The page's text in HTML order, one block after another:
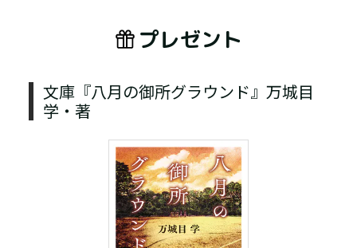
プレゼント
文庫『八月の御所グラウンド』万城目
学・著